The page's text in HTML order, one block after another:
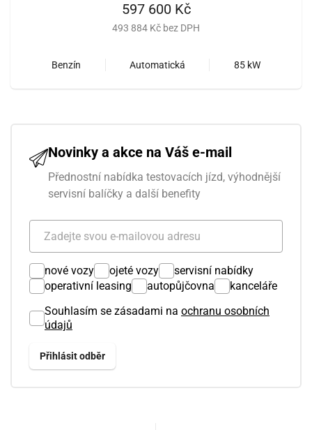
597 600 Kč
493 884 Kč bez DPH
Benzín Automatická 85 kW
Novinky a akce na Váš e-mail
Přednostní nabídka testovacích jízd, výhodnější
servisní balíčky a další benefity
nové vozy ojeté vozy
servisní nabídky
operativní leasing
autopůjčovna
kanceláře
Souhlasím se zásadami na ochranu osobních
údajů